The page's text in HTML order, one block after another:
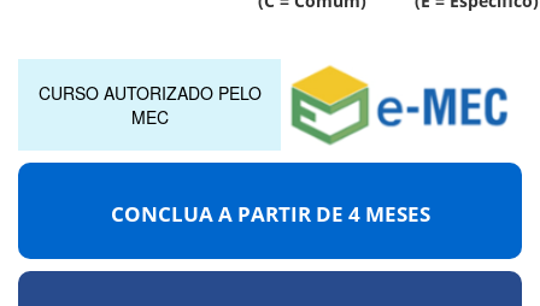
CURSO AUTORIZADO PELO
MEC
CONCLUA A PARTIR DE 4 MESES